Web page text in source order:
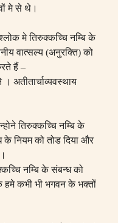
मे से थे।
मे तिरुक्कच्चि नम्बि के
वात्सल्य (अनुरक्ति)को
हैं –
। अतीतार्चाव्यवस्थाय
तिरुक्कच्चि नम्बि के
के नियम को तोड दिया और
नम्बि के संबन्ध को
हमे कभी भी भगवन के भक्तों